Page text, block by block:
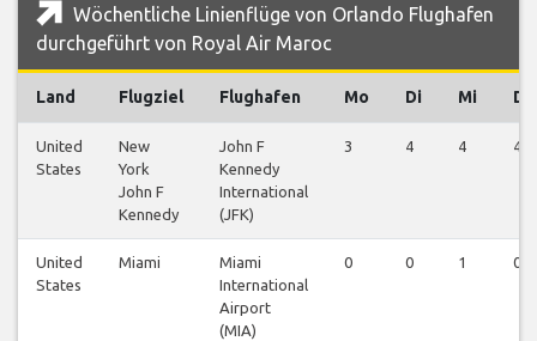
Wöchentliche Linienflüge von Orlando Flughafen
durchgeführt von Royal Air Maroc
Land Flugziel Flughafen Mo Di Mi Do
United
States
New
York
John F
Kennedy
John F
Kennedy
International
(JFK)
3 4 4 4
United
States
Miami
Miami
International
Airport
(MIA)
0 0 1 0